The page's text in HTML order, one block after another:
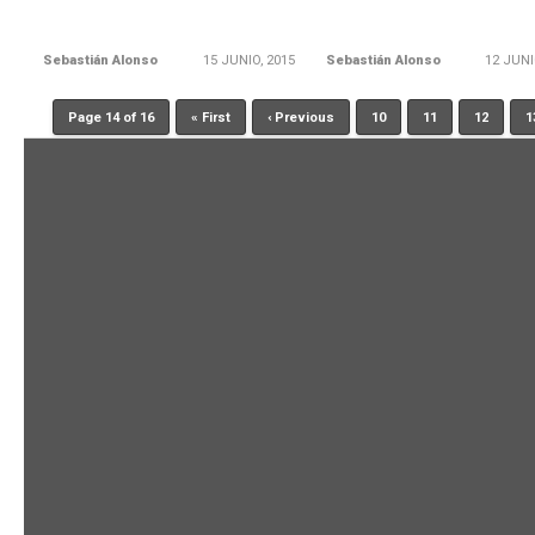
Sebastián Alonso 15 JUNIO, 2015 Sebastián Alonso 12
Page 14 of 16 « First ‹ Previous 10 11 12